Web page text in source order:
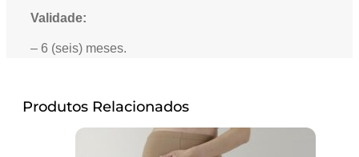
Validade:
– 6 (seis) meses.
Produtos Relacionados